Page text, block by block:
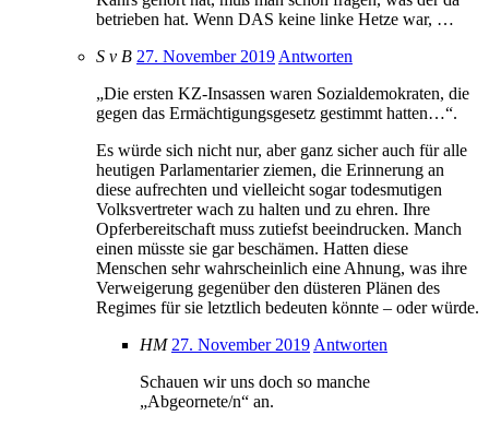
betrieben hat. Wenn DAS keine linke Hetze war, …
S v B 27. November 2019 Antworten
„Die ersten KZ-Insassen waren Sozialdemokraten, die
gegen das Ermächtigungsgesetz gestimmt hatten…“.
Es würde sich nicht nur, aber ganz sicher auch für alle
heutigen Parlamentarier ziemen, die Erinnerung an
diese aufrechten und vielleicht sogar todesmutigen
Volksvertreter wach zu halten und zu ehren. Ihre
Opferbereitschaft muss zutiefst beeindrucken. Manch
einen müsste sie gar beschämen. Hatten diese
Menschen sehr wahrscheinlich eine Ahnung, was ihre
Verweigerung gegenüber den düsteren Plänen des
Regimes für sie letztlich bedeuten könnte – oder würde.
HM 27. November 2019 Antworten
Schauen wir uns doch so manche
„Abgeornete/n“ an.